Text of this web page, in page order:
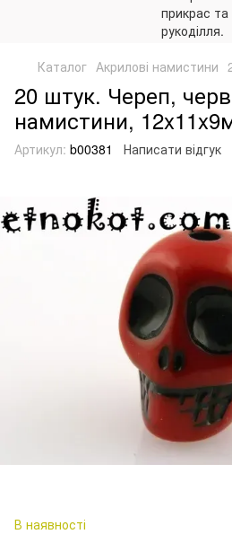
Каталог Акрилові намистини
20 штук. Череп,
намистини,
Артикул: b00381 Написати відгук
В наявності